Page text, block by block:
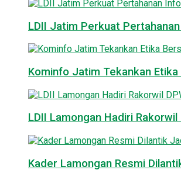
LDII Jatim Perkuat
Kominfo Jatim Tekankan
LDII Lamongan Hadiri
Kader Lamongan Resmi